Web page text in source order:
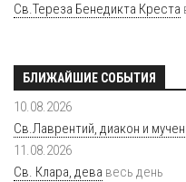
Св.Тереза Бенедикта Креста
БЛИЖАЙШИЕ СОБЫТИЯ
10.08.2026
Св.Лаврентий, диакон и
11.08.2026
Св. Клара, дева весь день